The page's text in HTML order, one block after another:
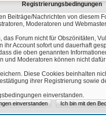
Registrierungsbedingungen
Beiträge/Nachrichten von diesem
Moderatoren und
Forum nicht für Obszönitäten,
Account sofort und dauerhaft
die oben genannten
Moderatoren können nicht
Diese Cookies beinhalten
ihrer Registrierung
einverstanden.